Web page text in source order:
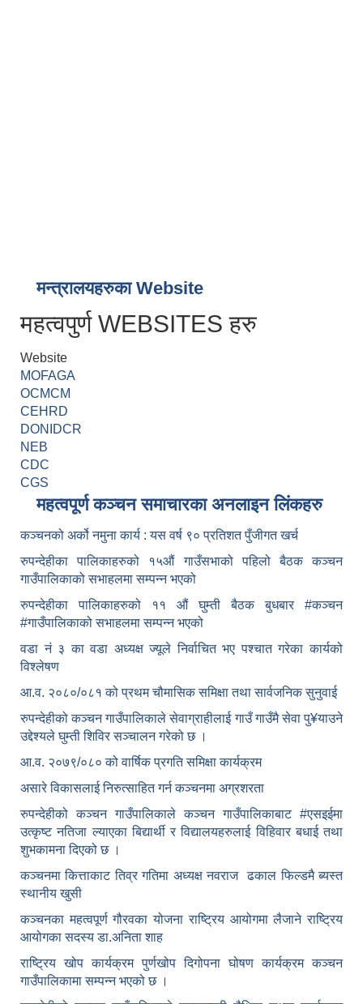
मन्त्रालयहरुका Website
महत्वपुर्ण WEBSITES हरु
Website
MOFAGA
OCMCM
CEHRD
DONIDCR
NEB
CDC
CGS
महत्वपूर्ण कञ्चन समाचारका अनलाइन लिंकहरु
कञ्चनको अर्को नमुना कार्य : यस वर्ष ९० प्रतिशत पुँजीगत खर्च
रुपन्देहीका पालिकाहरुको १५औं गाउँसभाको पहिलो बैठक कञ्चन
गाउँपालिकाको सभाहलमा सम्पन्न भएको
रुपन्देहीका पालिकाहरुको ११ औं घुम्ती बैठक बुधबार #कञ्चन
#गाउँपालिकाको सभाहलमा सम्पन्न भएको
वडा नं ३ का वडा अध्यक्ष ज्यूले निर्वाचित भए पश्चात गरेका कार्यको
विश्लेषण
आ.व. २०८०/०८१ को प्रथम चौमासिक समिक्षा तथा सार्वजनिक सुनुवाई
रुपन्देहीको कञ्चन गाउँपालिकाले सेवाग्राहीलाई गाउँ गाउँमै सेवा पु¥याउने
उद्देश्यले घुम्ती शिविर सञ्चालन गरेको छ ।
आ.व. २०७९/०८० को वार्षिक प्रगति समिक्षा कार्यक्रम
असारे विकासलाई निरुत्साहित गर्न कञ्चनमा अग्रशरता
रुपन्देहीको कञ्चन गाउँपालिकाले कञ्चन गाउँपालिकाबाट #एसइईमा
उत्कृष्ट नतिजा ल्याएका बिद्यार्थी र विद्यालयहरुलाई विहिवार बधाई तथा
शुभकामना दिएको छ ।
कञ्चनमा कित्ताकाट तिव्र गतिमा अध्यक्ष नवराज ढकाल फिल्डमै ब्यस्त
स्थानीय खुसी
कञ्चनका महत्वपूर्ण गौरवका योजना राष्ट्रिय आयोगमा लैजाने राष्ट्रिय
आयोगका सदस्य डा.अनिता शाह
राष्ट्रिय खोप कार्यक्रम पुर्णखोप दिगोपना घोषण कार्यक्रम कञ्‍चन
गाउँपालिकामा सम्पन्न भएको छ ।